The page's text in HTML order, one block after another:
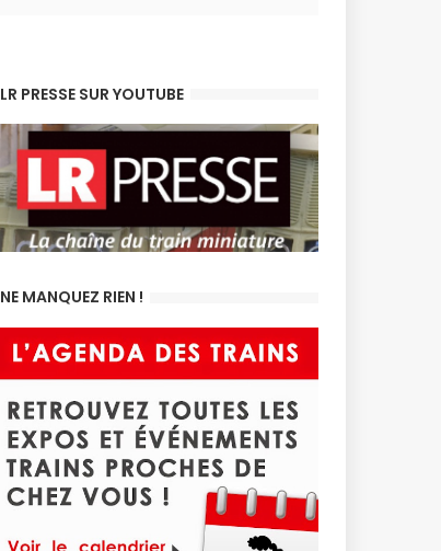
LR PRESSE SUR YOUTUBE
NE MANQUEZ RIEN !